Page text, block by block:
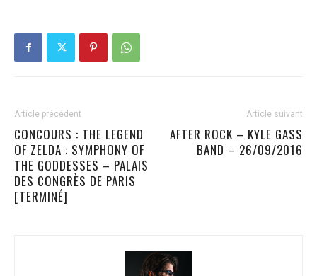
Article précédent
CONCOURS : THE LEGEND
OF ZELDA : SYMPHONY OF
THE GODDESSES – PALAIS
DES CONGRÈS DE PARIS
[TERMINÉ]
Article suivant
AFTER ROCK – KYLE GASS
BAND – 26/09/2016